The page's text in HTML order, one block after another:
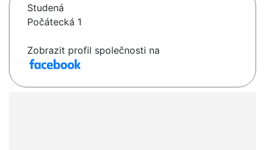
Studená
Počátecká 1
Zobrazit profil společnosti na